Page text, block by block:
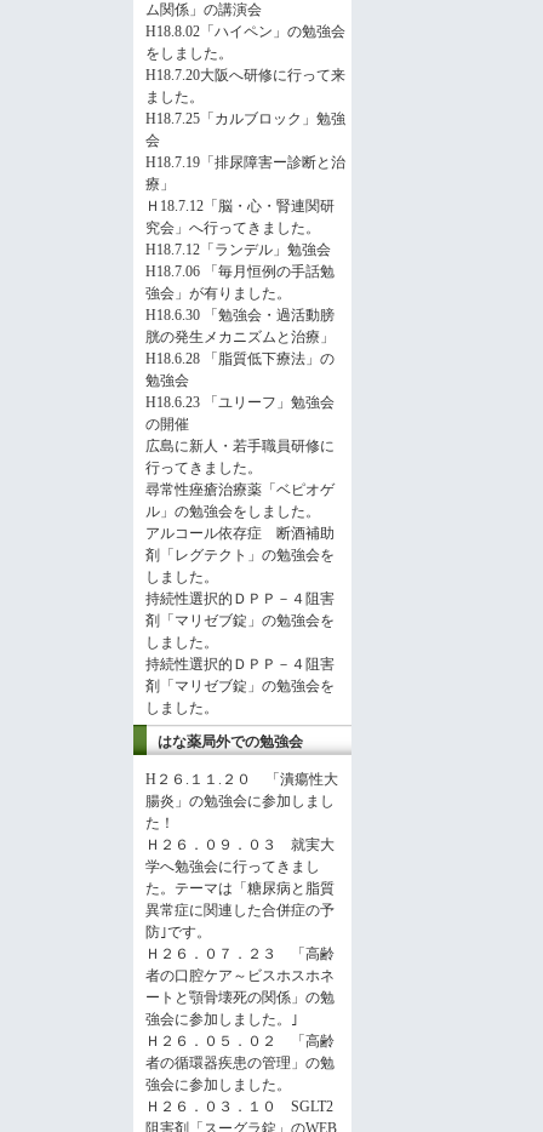
ム関係」の講演会
H18.8.02「ハイペン」の勉強会
をしました。
H18.7.20大阪へ研修に行って来
ました。
H18.7.25「カルブロック」勉強
会
H18.7.19「排尿障害ー診断と治
療」
Ｈ18.7.12「脳・心・腎連関研
究会」へ行ってきました。
H18.7.12「ランデル」勉強会
H18.7.06 「毎月恒例の手話勉
強会」が有りました。
H18.6.30 「勉強会・過活動膀
胱の発生メカニズムと治療」
H18.6.28 「脂質低下療法」の
勉強会
H18.6.23 「ユリーフ」勉強会
の開催
広島に新人・若手職員研修に
行ってきました。
尋常性痤瘡治療薬「ベピオゲ
ル」の勉強会をしました。
アルコール依存症 断酒補助
剤「レグテクト」の勉強会を
しました。
持続性選択的ＤＰＰ－４阻害
剤「マリゼブ錠」の勉強会を
しました。
持続性選択的ＤＰＰ－４阻害
剤「マリゼブ錠」の勉強会を
しました。
はな薬局外での勉強会
H２６.１１.２０ 「潰瘍性大
腸炎」の勉強会に参加しまし
た！
Ｈ２６．０９．０３ 就実大
学へ勉強会に行ってきまし
た。テーマは「糖尿病と脂質
異常症に関連した合併症の予
防｣です。
Ｈ２６．０７．２３ 「高齢
者の口腔ケア～ビスホスホネ
ートと顎骨壊死の関係」の勉
強会に参加しました。｣
Ｈ２６．０５．０２ 「高齢
者の循環器疾患の管理」の勉
強会に参加しました。
Ｈ２６．０３．１０ SGLT2
阻害剤「スーグラ錠」のWEB